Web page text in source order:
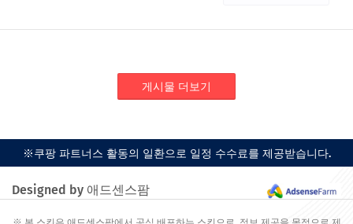
게시물 더보기
※쿠팡 파트너스 활동의 일환으로 일정 수수료를 제공받습니다.
Designed by 애드센스팜